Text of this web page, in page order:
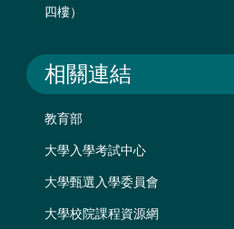
四樓）
相關連結
教育部
大學入學考試中心
大學甄選入學委員會
大學校院課程資源網